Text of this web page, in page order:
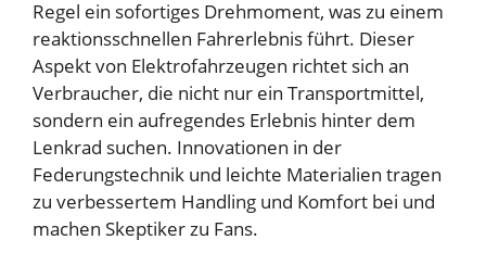
Regel ein sofortiges Drehmoment, was zu einem
reaktionsschnellen Fahrerlebnis führt. Dieser
Aspekt von Elektrofahrzeugen richtet sich an
Verbraucher, die nicht nur ein Transportmittel,
sondern ein aufregendes Erlebnis hinter dem
Lenkrad suchen. Innovationen in der
Federungstechnik und leichte Materialien tragen
zu verbessertem Handling und Komfort bei und
machen Skeptiker zu Fans.